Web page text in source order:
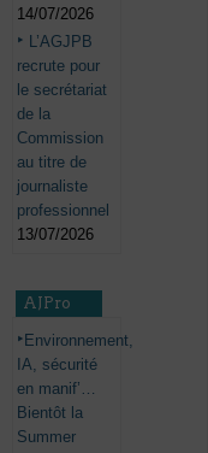
14/07/2026
L’AGJPB
recrute pour
le secrétariat
de la
Commission
au titre de
journaliste
professionnel
13/07/2026
AJPro
Environnement,
IA, sécurité
en manif’…
Bientôt la
Summer